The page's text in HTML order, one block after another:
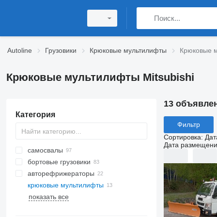
Autoline Грузовики Крюковые мультилифты Крюковые
Крюковые мультилифты Mitsubishi
Категория
самосвалы
бортовые грузовики
авторефрижераторы
крюковые мультилифты
показать все
13
Фильтр
Сортировка:
Дата